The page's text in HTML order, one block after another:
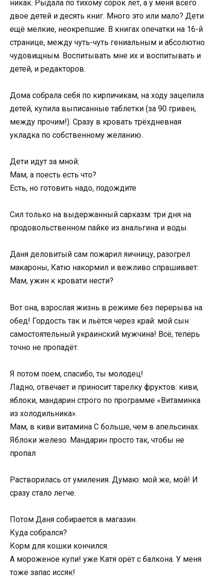
никак. Рыдала по тихому сорок лет, а у меня всего
двое детей и десять книг. Много это или мало? Дети
ещё мелкие, неокрепшие. В книгах опечатки на 16-й
странице, между чуть-чуть гениальным и абсолютно
чудовищным. Воспитывать мне их и воспитывать и
детей, и редакторов.
Дома собрала себя по кирпичикам, на ходу зацепила
детей, купила выписанные таблетки (за 90 гривен,
между прочим!). Сразу в кровать трёхдневная
укладка по собственному желанию.
Дети идут за мной:
Мам, а поесть есть что?
Есть, но готовить надо, подождите
Сил только на выдержанный сарказм: три дня на
продовольственном пайке из анальгина и воды.
Даня деловитый сам пожарил яичницу, разогрел
макароны, Катю накормил и вежливо спрашивает:
Мам, ужин к кровати нести?
Вот она, взрослая жизнь в режиме без перерыва на
обед! Гордость так и льётся через край: мой сын
самостоятельный украинский мужчина! Всё, теперь
точно не пропадёт.
Я потом поем, спасибо, ты молодец!
Ладно, отвечает и приносит тарелку фруктов: киви,
яблоки, мандарин строго по программе «Витаминка
из холодильника».
Мам, в киви витамина С больше, чем в апельсинах.
Яблоки железо. Мандарин просто так, чтобы не
пропал
Растворилась от умиления. Думаю: мой же, мой! И
сразу стало легче.
Потом Даня собирается в магазин.
Куда собрался?
Корм для кошки кончился.
А мороженое купи! уже Катя орёт c балкона. У меня
тоже запас иссяк!